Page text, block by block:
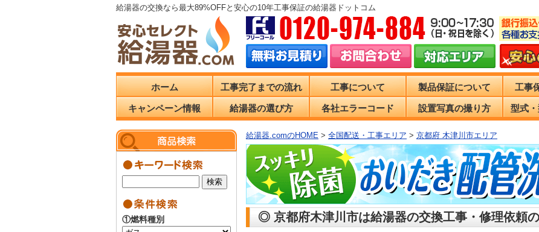
給湯器の交換なら最大89%OFFと安心の10年工事保証の給湯器ドットコム
ホーム 工事完了までの流れ 工事について 製品保証について 工事
キャンペーン情報 給湯器の選び方 各社エラーコード 設置写真の撮り方 型式
給湯器.comのHOME > 全国配送・工事エリア > 京都府 木津川市エリア
◎ 京都府木津川市は給湯器の交換工事・修理依頼の
①燃料種別